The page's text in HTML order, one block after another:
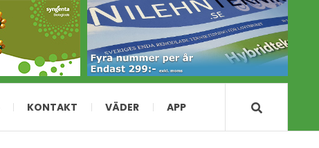
KONTAKT VÄDER APP